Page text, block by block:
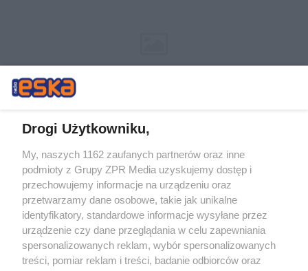
Żaden utwór zamieszczony w serwisie nie może być powielany i
rozpowszechniany lub dalej rozpowszechniany w jakikolwiek sposób (w
tym także elektroniczny lub mechaniczny) na jakimkolwiek polu
eksploatacji w jakiejkolwiek formie, włącznie z umieszczaniem w
Internecie bez pisemnej zgody właściciela praw. Jakiekolwiek użycie lub
wykorzystanie utworów w całości lub w części z naruszeniem prawa,
tzn. bez właściwej zgody, jest zabronione pod groźbą kary i może być
ścigane prawnie.
Drogi Użytkowniku,
My, naszych 1162 zaufanych partnerów oraz inne
podmioty z Grupy ZPR Media uzyskujemy dostęp i
przechowujemy informacje na urządzeniu oraz
przetwarzamy dane osobowe, takie jak unikalne
identyfikatory, standardowe informacje wysyłane przez
urządzenie czy dane przeglądania w celu zapewniania
spersonalizowanych reklam, wybór spersonalizowanych
treści, pomiar reklam i treści, badanie odbiorców oraz